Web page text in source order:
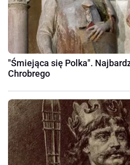
"Śmiejąca się Polka".
Chrobrego